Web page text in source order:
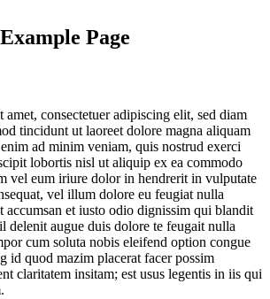
Page
consectetuer adipiscing elit, sed diam
tincidunt ut laoreet dolore magna aliquam
ad minim veniam, quis nostrud exerci
lobortis nisl ut aliquip ex ea commodo
vel eum iriure dolor in hendrerit in vulputate
vel illum dolore eu feugiat nulla
accumsan et iusto odio dignissim qui blandit
delenit augue duis dolore te feugait nulla
cum soluta nobis eleifend option congue
id quod mazim placerat facer possim
claritatem insitam; est usus legentis in iis qui